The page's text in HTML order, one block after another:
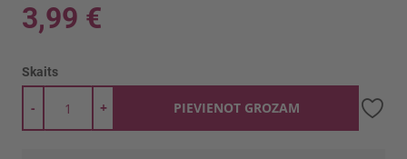
3,99 €
Skaits
+
- PIEVIENOT GROZAM